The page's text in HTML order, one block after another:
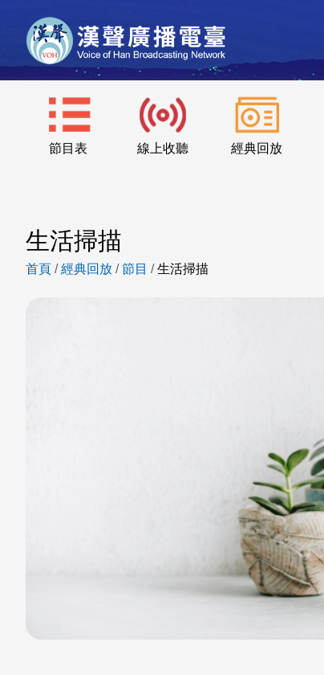
節目表 線上收聽 經典回放
生活掃描
首頁 /經典回放 /節目 /生活掃描